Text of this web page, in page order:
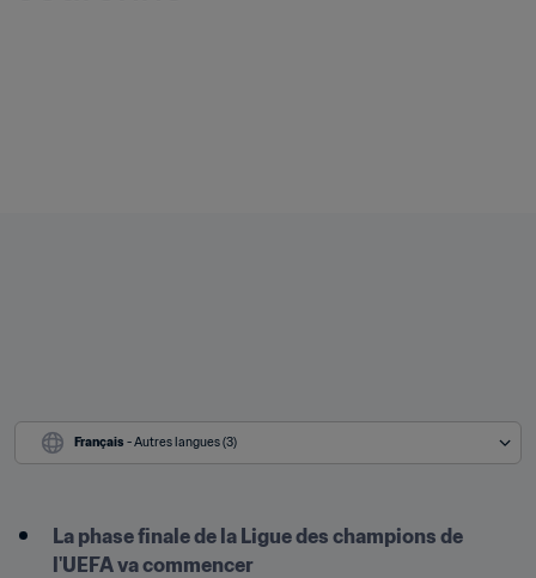
Français - Autres langues (3)
La phase finale de la Ligue des champions de
l'UEFA va commencer